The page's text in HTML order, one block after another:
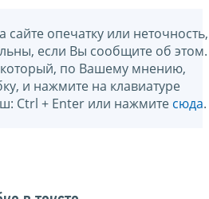
сайте опечатку или неточность,
если Вы сообщите об этом.
который, по Вашему мнению,
и нажмите на клавиатуре
Ctrl + Enter или нажмите сюда.